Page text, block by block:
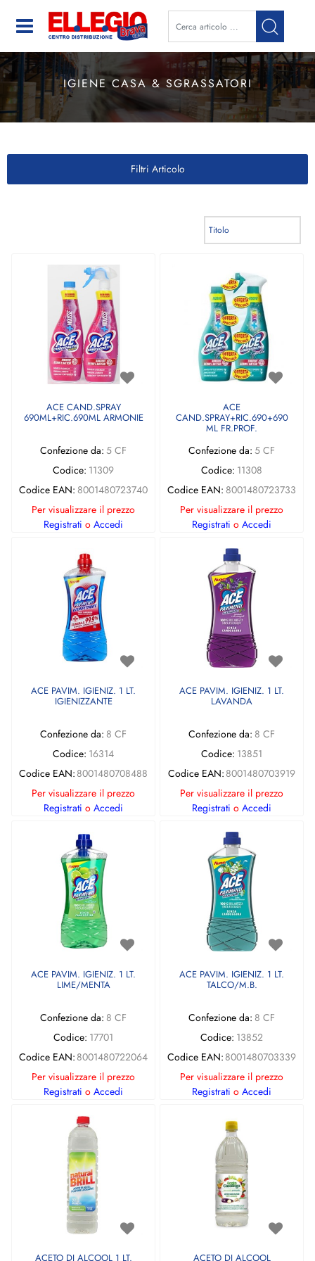
Open
IGIENE CASA & SGRASSATORI
Filtri Articolo
ACE CAND.SPRAY
690ML+RIC.690ML ARMONIE
Confezione da: 5 CF
Codice: 11309
Codice EAN: 8001480723740
Per visualizzare il prezzo
Registrati o Accedi
ACE
CAND.SPRAY+RIC.690+690
ML FR.PROF.
Confezione da: 5 CF
Codice: 11308
Codice EAN: 8001480723733
Per visualizzare il prezzo
Registrati o Accedi
ACE PAVIM. IGIENIZ. 1 LT.
IGIENIZZANTE
Confezione da: 8 CF
Codice: 16314
Codice EAN: 8001480708488
Per visualizzare il prezzo
Registrati o Accedi
ACE PAVIM. IGIENIZ. 1 LT.
LAVANDA
Confezione da: 8 CF
Codice: 13851
Codice EAN: 8001480703919
Per visualizzare il prezzo
Registrati o Accedi
ACE PAVIM. IGIENIZ. 1 LT.
LIME/MENTA
Confezione da: 8 CF
Codice: 17701
Codice EAN: 8001480722064
Per visualizzare il prezzo
Registrati o Accedi
ACE PAVIM. IGIENIZ. 1 LT.
TALCO/M.B.
Confezione da: 8 CF
Codice: 13852
Codice EAN: 8001480703339
Per visualizzare il prezzo
Registrati o Accedi
ACETO DI ALCOOL 1 LT. ACETO DI ALCOOL